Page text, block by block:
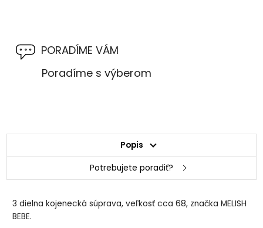
PORADÍME VÁM
Poradíme s výberom
Popis
Potrebujete poradiť?
3 dielna kojenecká súprava, veľkosť cca 68, značka MELISH
BEBE.